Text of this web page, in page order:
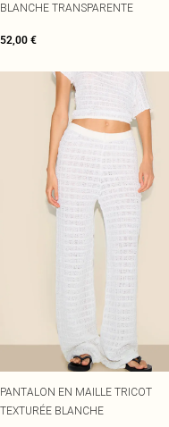
BLANCHE TRANSPARENTE
52,00 €
PANTALON EN MAILLE TRICOT
TEXTURÉE BLANCHE